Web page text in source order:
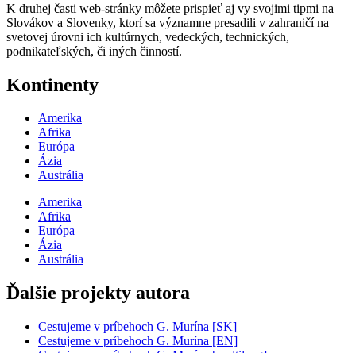
K druhej časti web-stránky môžete prispieť aj vy svojimi tipmi na
Slovákov a Slovenky, ktorí sa významne presadili v zahraničí na
svetovej úrovni ich kultúrnych, vedeckých, technických,
podnikateľských, či iných činností.
Kontinenty
Amerika
Afrika
Európa
Ázia
Austrália
Amerika
Afrika
Európa
Ázia
Austrália
Ďalšie projekty autora
Cestujeme v príbehoch G. Murína [SK]
Cestujeme v príbehoch G. Murína [EN]